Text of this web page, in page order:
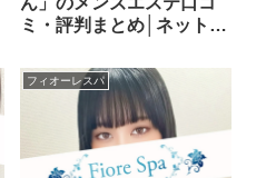
ミ・評判まとめ│ネットの
フィオーレスパ